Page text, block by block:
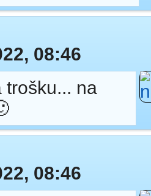
08:46
trošku... na
08:46